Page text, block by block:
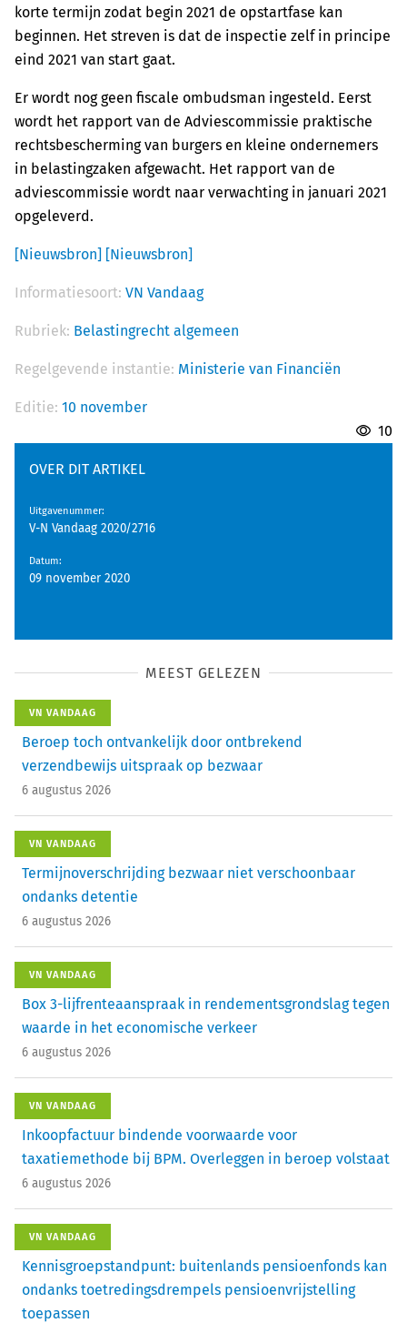
korte termijn zodat begin 2021 de opstartfase kan
beginnen. Het streven is dat de inspectie zelf in principe
eind 2021 van start gaat.
Er wordt nog geen fiscale ombudsman ingesteld. Eerst
wordt het rapport van de Adviescommissie praktische
rechtsbescherming van burgers en kleine ondernemers
in belastingzaken afgewacht. Het rapport van de
adviescommissie wordt naar verwachting in januari 2021
opgeleverd.
[Nieuwsbron] [Nieuwsbron]
Informatiesoort: VN Vandaag
Rubriek: Belastingrecht algemeen
Regelgevende instantie: Ministerie van Financiën
Editie: 10 november
10
OVER DIT ARTIKEL
Uitgavenummer:
V-N Vandaag 2020/2716
Datum:
09 november 2020
MEEST GELEZEN
VN VANDAAG
Beroep toch ontvankelijk door ontbrekend
verzendbewijs uitspraak op bezwaar
6 augustus 2026
VN VANDAAG
Termijnoverschrijding bezwaar niet verschoonbaar
ondanks detentie
6 augustus 2026
VN VANDAAG
Box 3-lijfrenteaanspraak in rendementsgrondslag tegen
waarde in het economische verkeer
6 augustus 2026
VN VANDAAG
Inkoopfactuur bindende voorwaarde voor
taxatiemethode bij BPM. Overleggen in beroep volstaat
6 augustus 2026
VN VANDAAG
Kennisgroepstandpunt: buitenlands pensioenfonds kan
ondanks toetredingsdrempels pensioenvrijstelling
toepassen